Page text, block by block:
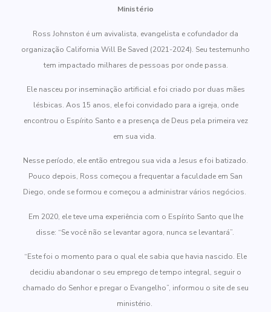
Ministério
Ross Johnston é um avivalista, evangelista e cofundador da
organização California Will Be Saved (2021-2024). Seu testemunho
tem impactado milhares de pessoas por onde passa.
Ele nasceu por inseminação artificial e foi criado por duas mães
lésbicas. Aos 15 anos, ele foi convidado para a igreja, onde
encontrou o Espírito Santo e a presença de Deus pela primeira vez
em sua vida.
Nesse período, ele então entregou sua vida a Jesus e foi batizado.
Pouco depois, Ross começou a frequentar a faculdade em San
Diego, onde se formou e começou a administrar vários negócios.
Em 2020, ele teve uma experiência com o Espírito Santo que lhe
disse: “Se você não se levantar agora, nunca se levantará”.
“Este foi o momento para o qual ele sabia que havia nascido. Ele
decidiu abandonar o seu emprego de tempo integral, seguir o
chamado do Senhor e pregar o Evangelho”, informou o site de seu
ministério.